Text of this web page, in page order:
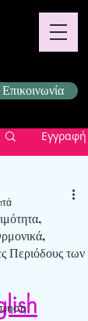
Επικοινωνία
Εγγραφή
Περιόδους των